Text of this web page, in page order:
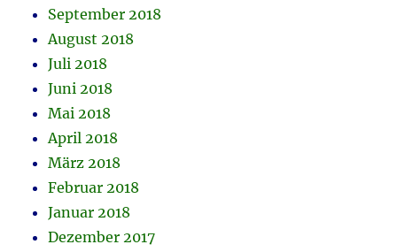
September 2018
August 2018
Juli 2018
Juni 2018
Mai 2018
April 2018
März 2018
Februar 2018
Januar 2018
Dezember 2017